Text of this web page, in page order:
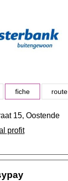
fiche route
15, Oostende
profit